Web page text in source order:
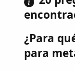
¿Para
para